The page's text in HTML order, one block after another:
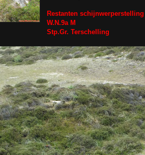
Restanten schijnwerperstelling
W.N.9a M
Stp.Gr. Terschelling